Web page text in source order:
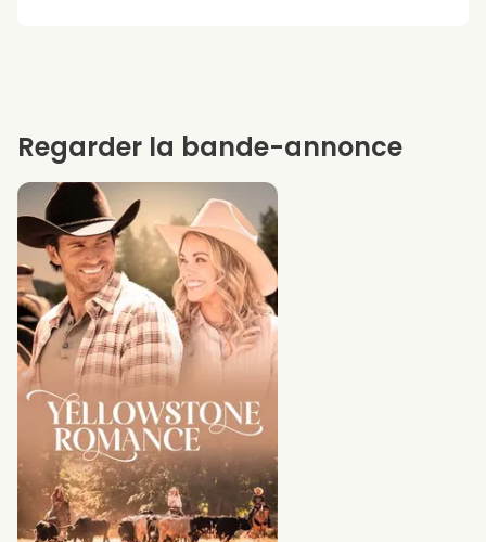
Regarder la bande-annonce